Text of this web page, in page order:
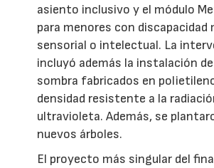
asiento inclusivo y el módulo
para menores con discapacidad
sensorial o intelectual. La
incluyó además la instalación
sombra fabricados en
densidad resistente a la
ultravioleta. Además, se
nuevos árboles.
El proyecto más singular del